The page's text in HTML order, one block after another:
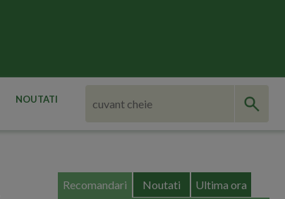
NOUTATI
Recomandari Noutati Ultima ora